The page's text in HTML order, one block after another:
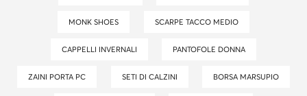
MONK SHOES SCARPE TACCO MEDIO
CAPPELLI INVERNALI PANTOFOLE DONNA
ZAINI PORTA PC SETI DI CALZINI BORSA MARSUPIO